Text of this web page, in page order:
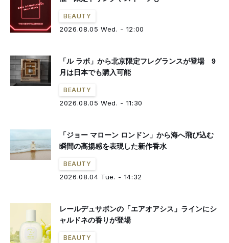
BEAUTY
2026.08.05 Wed. - 12:00
「ル ラボ」から北京限定フレグランスが登場 9
月は日本でも購入可能
BEAUTY
2026.08.05 Wed. - 11:30
「ジョー マローン ロンドン」から海へ飛び込む
瞬間の高揚感を表現した新作香水
BEAUTY
2026.08.04 Tue. - 14:32
レールデュサボンの「エアオアシス」ラインにシ
ャルドネの香りが登場
BEAUTY